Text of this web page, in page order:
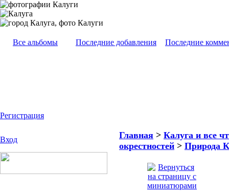
Все альбомы Последние добавления Последние
Регистрация
Вход Главная > Калуга и все
окрестностей > Природа